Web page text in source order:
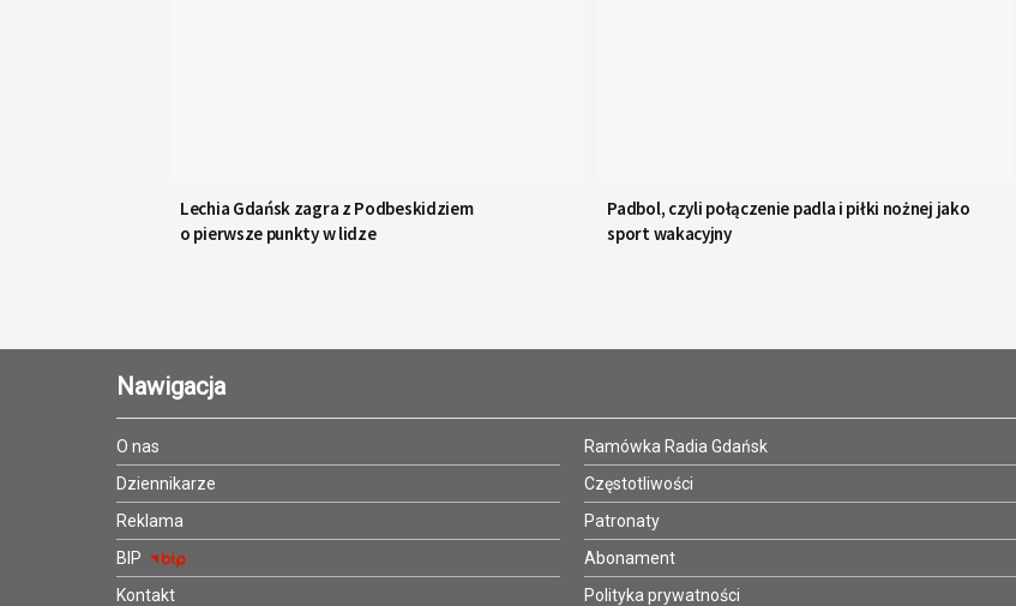
Lechia Gdańsk zagra z Podbeskidziem
o pierwsze punkty w lidze
Padbol, czyli połączenie padla i piłki nożnej jako
sport wakacyjny
Nawigacja
O nas
Dziennikarze
Reklama
BIP
Kontakt
Ramówka Radia Gdańsk
Częstotliwości
Patronaty
Abonament
Polityka prywatności